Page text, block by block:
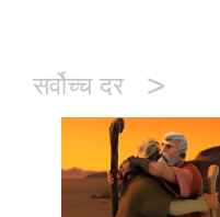
सर्वोच्च दर >